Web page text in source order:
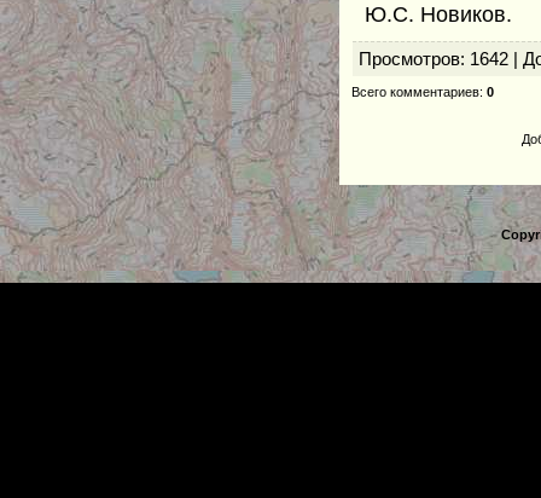
Ю.С. Новиков.
Просмотров: 1642 |
Всего комментариев: 0